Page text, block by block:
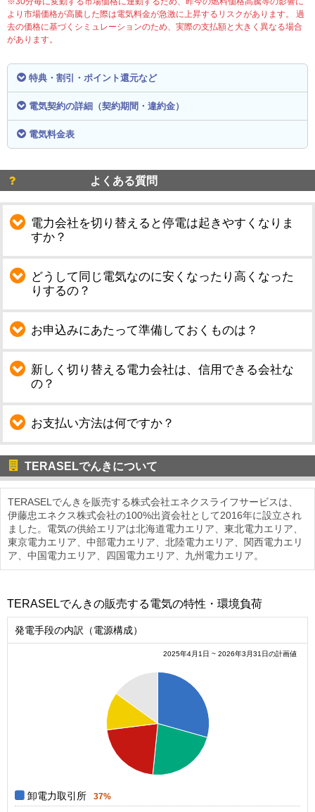
より市場価格が高騰した際は電気料金が急激に上昇するリスクがあります。 過
去の価格に基づくシミュレーションのため、実際の支払額と大きく異なる場合
があります。
特典・割引・ポイント還元など
電気契約の詳細（契約期間・違約金）
電気料金表
よくある質問
電力会社を切り替えると停電は起きやすくなりま
すか？
どうして同じ電気なのに安くなったり高くなった
りするの？
お申込みにあたって準備しておくものは？
新しく切り替える電力会社は、信用できる会社な
の？
お支払い方法は何ですか？
TERASELでんきについて
TERASELでんきを販売する株式会社エネクスライフサービスは、
伊藤忠エネクス株式会社の100%出資会社として2016年に設立され
ました。電気の供給エリアは北海道電力エリア、東北電力エリア、
東京電力エリア、中部電力エリア、北陸電力エリア、関西電力エリ
ア、中国電力エリア、四国電力エリア、九州電力エリア。
TERASELでんきの販売する電気の特性・環境負荷
発電手段の内訳（電源構成）
2025年4月1日 ~ 2026年3月31日の計画値
卸電力取引所 37%